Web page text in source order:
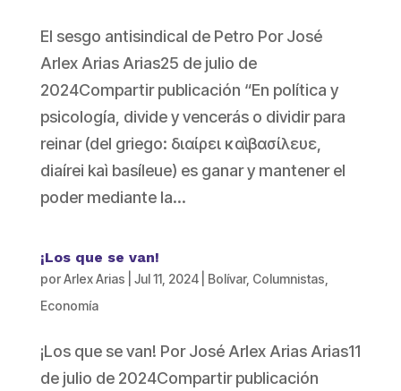
El sesgo antisindical de Petro Por José
Arlex Arias Arias25 de julio de
2024Compartir publicación “En política y
psicología, divide y vencerás o dividir para
reinar (del griego: διαίρει καὶ βασίλευε,
diaírei kaì basíleue) es ganar y mantener el
poder mediante la...
¡Los que se van!
porArlex Arias Jul 11, 2024| Bolívar, Columnistas
Economía
¡Los que se van! Por José Arlex Arias Arias11
de julio de 2024Compartir publicación